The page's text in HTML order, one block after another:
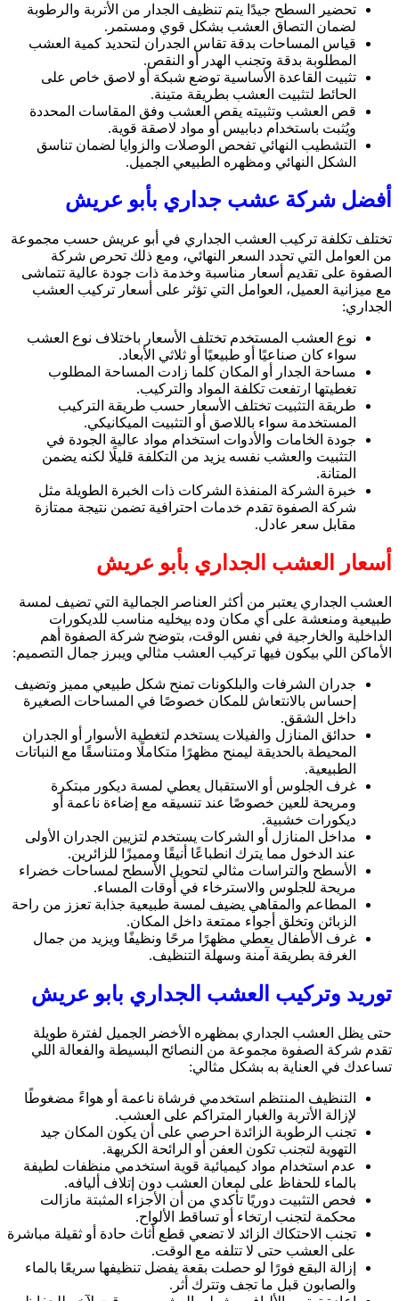
تحضير السطح جيدًا يتم تنظيف الجدار من الأتربة والرطوبة
لضمان التصاق العشب بشكل قوي ومستمر.
قياس المساحات بدقة تقاس الجدران لتحديد كمية العشب
المطلوبة بدقة وتجنب الهدر أو النقص.
تثبيت القاعدة الأساسية توضع شبكة أو لاصق خاص على
الحائط لتثبيت العشب بطريقة متينة.
قص العشب وتثبيته يقص العشب وفق المقاسات المحددة
ويُثبت باستخدام دبابيس أو مواد لاصقة قوية.
التشطيب النهائي تفحص الوصلات والزوايا لضمان تناسق
الشكل النهائي ومظهره الطبيعي الجميل.
أفضل شركة عشب جداري بأبو عريش
تختلف تكلفة تركيب العشب الجداري في أبو عريش حسب مجموعة
من العوامل التي تحدد السعر النهائي، ومع ذلك تحرص شركة
الصفوة على تقديم أسعار مناسبة وخدمة ذات جودة عالية تتماشى
مع ميزانية العميل، العوامل التي تؤثر على أسعار تركيب العشب
الجداري:
نوع العشب المستخدم تختلف الأسعار باختلاف نوع العشب
سواء كان صناعيًا أو طبيعيًا أو ثلاثي الأبعاد.
مساحة الجدار أو المكان كلما زادت المساحة المطلوب
تغطيتها ارتفعت تكلفة المواد والتركيب.
طريقة التثبيت تختلف الأسعار حسب طريقة التركيب
المستخدمة سواء باللاصق أو التثبيت الميكانيكي.
جودة الخامات والأدوات استخدام مواد عالية الجودة في
التثبيت والعشب نفسه يزيد من التكلفة قليلًا لكنه يضمن
المتانة.
خبرة الشركة المنفذة الشركات ذات الخبرة الطويلة مثل
شركة الصفوة تقدم خدمات احترافية تضمن نتيجة ممتازة
مقابل سعر عادل.
أسعار العشب الجداري بأبو عريش
العشب الجداري يعتبر من أكثر العناصر الجمالية التي تضيف لمسة
طبيعية ومنعشة على أي مكان وده بيخليه مناسب للديكورات
الداخلية والخارجية في نفس الوقت، بتوضح شركة الصفوة أهم
الأماكن اللي بيكون فيها تركيب العشب مثالي ويبرز جمال التصميم:
جدران الشرفات والبلكونات تمنح شكل طبيعي مميز وتضيف
إحساس بالانتعاش للمكان خصوصًا في المساحات الصغيرة
داخل الشقق.
حدائق المنازل والفيلات يستخدم لتغطية الأسوار أو الجدران
المحيطة بالحديقة ليمنح مظهرًا متكاملًا ومتناسقًا مع النباتات
الطبيعية.
غرف الجلوس أو الاستقبال يعطي لمسة ديكور مبتكرة
ومريحة للعين خصوصًا عند تنسيقه مع إضاءة ناعمة أو
ديكورات خشبية.
مداخل المنازل أو الشركات يستخدم لتزيين الجدران الأولى
عند الدخول مما يترك انطباعًا أنيقًا ومميزًا للزائرين.
الأسطح والتراسات مثالي لتحويل الأسطح لمساحات خضراء
مريحة للجلوس والاسترخاء في أوقات المساء.
المطاعم والمقاهي يضيف لمسة طبيعية جذابة تعزز من راحة
الزبائن وتخلق أجواء ممتعة داخل المكان.
غرف الأطفال يعطي مظهرًا مرحًا ونظيفًا ويزيد من جمال
الغرفة بطريقة آمنة وسهلة التنظيف.
توريد وتركيب العشب الجداري بابو عريش
حتى يظل العشب الجداري بمظهره الأخضر الجميل لفترة طويلة
تقدم شركة الصفوة مجموعة من النصائح البسيطة والفعالة اللي
تساعدك في العناية به بشكل مثالي:
التنظيف المنتظم استخدمي فرشاة ناعمة أو هواءً مضغوطًا
لإزالة الأتربة والغبار المتراكم على العشب.
تجنب الرطوبة الزائدة احرصي على أن يكون المكان جيد
التهوية لتجنب تكون العفن أو الرائحة الكريهة.
عدم استخدام مواد كيميائية قوية استخدمي منظفات لطيفة
بالماء للحفاظ على لمعان العشب دون إتلاف أليافه.
فحص التثبيت دوريًا تأكدي من أن الأجزاء المثبتة مازالت
محكمة لتجنب ارتخاء أو تساقط الألواح.
تجنب الاحتكاك الزائد لا تضعي قطع أثاث حادة أو ثقيلة مباشرة
على العشب حتى لا تتلفه مع الوقت.
إزالة البقع فورًا لو حصلت بقعة يفضل تنظيفها سريعًا بالماء
والصابون قبل ما تجف وتترك أثر.